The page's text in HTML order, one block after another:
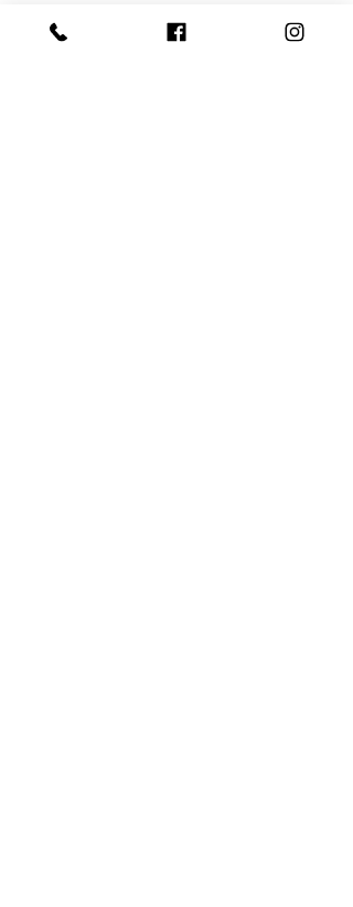
גישה נגישה לעסק (עבור כיסא גלגלים) -